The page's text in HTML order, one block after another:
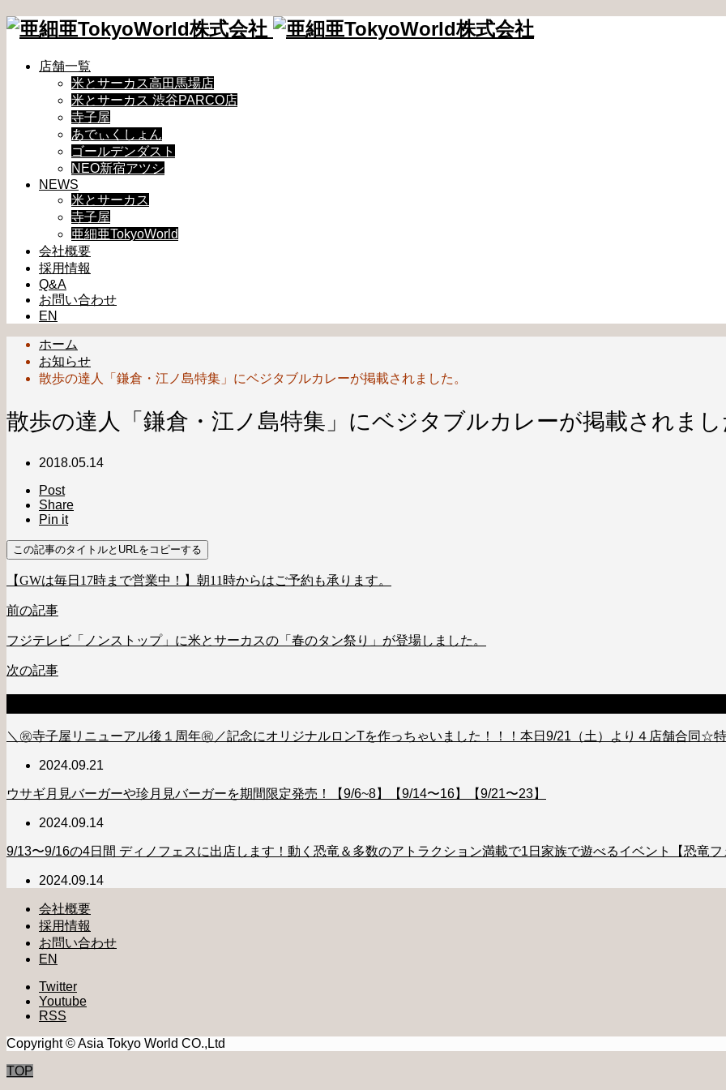
店舗一覧
米とサーカス高田馬場店
米とサーカス 渋谷PARCO店
寺子屋
あでぃくしょん
ゴールデンダスト
NEO新宿アツシ
NEWS
米とサーカス
寺子屋
亜細亜TokyoWorld
会社概要
採用情報
Q&A
お問い合わせ
EN
ホーム
お知らせ
散歩の達人「鎌倉・江ノ島特集」にベジタブルカレーが掲載されました。
散歩の達人「鎌倉・江ノ島特集」にベジタブルカレーが掲載されま
2018.05.14
Post
Share
Pin it
この記事のタイトルとURLをコピーする
【GWは毎日17時まで営業中！】朝11時からはご予約も承ります。
前の記事
フジテレビ「ノンストップ」に米とサーカスの「春のタン祭り」が登場しました。
次の記事
＼㊗️寺子屋リニューアル後１周年㊗️／記念にオリジナルロンTを作っちゃいました！！！本日9/21（土）より４店舗合同☆
2024.09.21
ウサギ月見バーガーや珍月見バーガーを期間限定発売！【9/6~8】【9/14〜16】【9/21〜23】
2024.09.14
9/13〜9/16の4日間 ディノフェスに出店します！動く恐竜＆多数のアトラクション満載で1日家族で遊べるイベント【恐竜
2024.09.14
会社概要
採用情報
お問い合わせ
EN
Twitter
Youtube
RSS
Copyright © Asia Tokyo World CO.,Ltd
TOP